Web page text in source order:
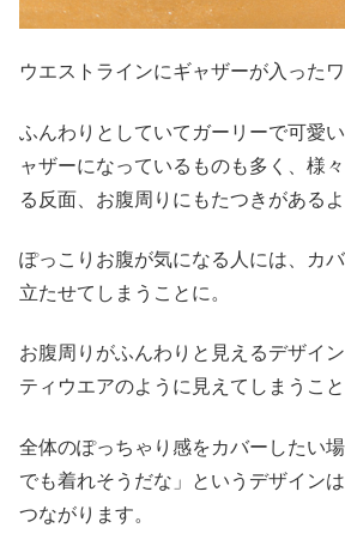
ウエストラインにギャザーが入ったワ
ふんわりとしていてガーリーで可愛
ャザーになっているものも多く、様
る反面、お腹周りにもたつきがあるよ
ぽっこりお腹が気になる人には、カ
立たせてしまうことに。
お腹周りがふんわりと見えるデザイ
ティウエアのように見えてしまうこ
全体のぽっちゃり感をカバーしたい
でも着れそうだな」というデザイン
つながります。